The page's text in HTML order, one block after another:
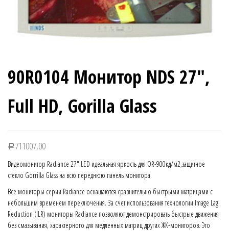
90R0104 Монитор NDS 27″,
Full HD, Gorilla Glass
Р711007,00
Видеомонитор Radiance 27″ LED идеальная яркость для OR-900кд/м2,защитное
стекло Gorrilla Glass на всю переднюю панель монитора.
Все мониторы серии Radiance оснащаются сравнительно быстрыми матрицами с
небольшим временем переключения. За счет использования технологии Image Lag
Reduction (ILR) мониторы Radiance позволяют демонстрировать быстрые движения
без смазывания, характерного для медленных матриц других ЖК-мониторов. Это